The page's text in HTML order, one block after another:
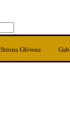
Strona Główna